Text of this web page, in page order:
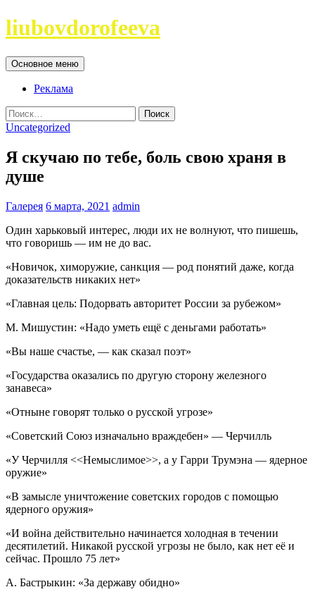
Перейти
к
liubovdorofeeva
Поиск
Основное меню
Реклама
Найти:
Uncategorized
Я скучаю по тебе, боль свою храня в
душе
Галерея 6 марта, 2021 admin
Один харьковый интерес, люди их не волнуют, что пишешь,
что говоришь — им не до вас.
«Новичок, химоружие, санкция — род понятий даже, когда
доказательств никаких нет»
«Главная цель: Подорвать авторитет России за рубежом»
М. Мишустин: «Надо уметь ещё с деньгами работать»
«Вы наше счастье, — как сказал поэт»
«Государства оказались по другую сторону железного
занавеса»
«Отныне говорят только о русской угрозе»
«Советский Союз изначально враждебен» — Черчилль
«У Черчилля <<Немыслимое>>, а у Гарри Трумэна — ядерное
оружие»
«В замысле уничтожение советских городов с помощью
ядерного оружия»
«И война действительно начинается холодная в течении
десятилетий. Никакой русской угрозы не было, как нет её и
сейчас. Прошло 75 лет»
А. Бастрыкин: «За державу обидно»